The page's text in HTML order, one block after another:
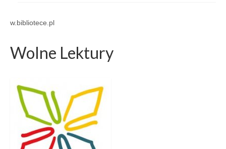
Galeria 2020
Galeria 2018
Galeria 2017
O bibliotece
w.bibliotece.pl
Wolne Lektury